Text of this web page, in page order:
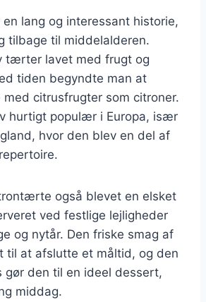
lang og interessant historie,
tilbage til middelalderen.
tærter lavet med frugt og
tiden begyndte man at
med citrusfrugter som citroner.
hurtigt populær i Europa, især
hvor den blev en del af
også blevet en elsket
ved festlige lejligheder
og nytår. Den friske smag af
til at afslutte et måltid, og den
gør den til en ideel dessert,
middag.